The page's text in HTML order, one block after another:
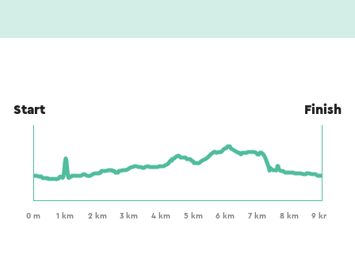
Start Finish